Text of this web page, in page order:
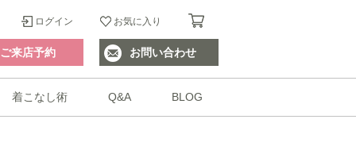
ログイン お気に入り
ご来店予約 お問い合わせ
着こなし術 Q&A BLOG